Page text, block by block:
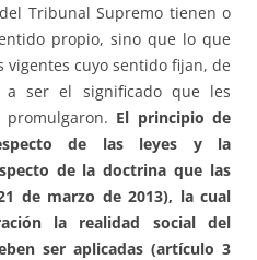
Tribunal Supremo tienen o
propio, sino que lo que
cuyo sentido fijan, de
ser el significado que les
El principio de
de las leyes y la
de la doctrina que las
de marzo de 2013), la cual
la realidad social del
ser aplicadas (artículo 3